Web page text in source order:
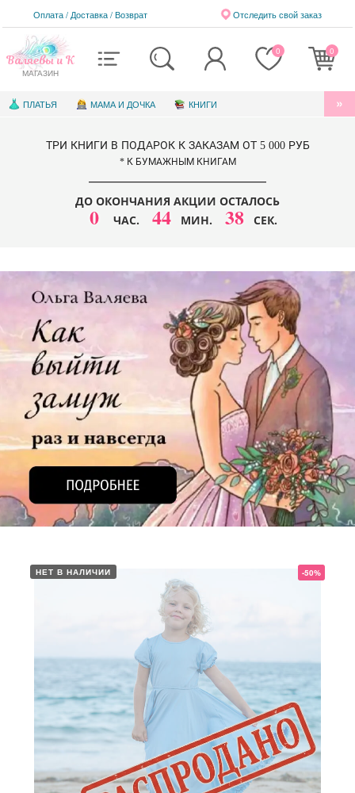
Валяевы и К
МАГАЗИН
Оплата / Доставка/Возврат Отследить свой заказ
0 0
ПЛАТЬЯ МАМА И ДОЧКА КНИГИ
ЭЛЕКТРОННЫЕ КНИГИ
ТРИ КНИГИ В ПОДАРОК К ЗАКАЗАМ ОТ 5 000 РУБ
* К БУМАЖНЫМ КНИГАМ
ДО ОКОНЧАНИЯ АКЦИИ ОСТАЛОСЬ
0 ЧАС. 44 МИН. 37 СЕК.
НЕТ В НАЛИЧИИ -50%